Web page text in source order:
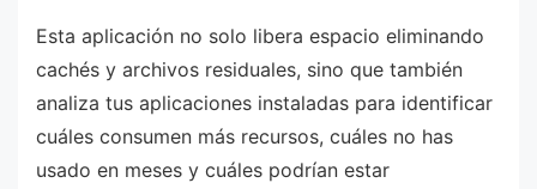
Esta aplicación no solo libera espacio eliminando
cachés y archivos residuales, sino que también
analiza tus aplicaciones instaladas para identificar
cuáles consumen más recursos, cuáles no has
usado en meses y cuáles podrían estar